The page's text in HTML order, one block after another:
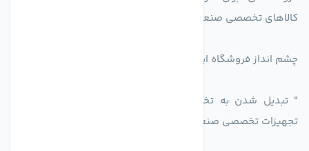
کالاهای تخصصی صنعتی در راستای تخصص شرکت
چشم انداز فروشگاه اینترنتی اکسین شاپ
" تبدیل شدن به تخصصی ترین و پر فروش ترین بازار مجازی
تجهیزات تخصصی صنعتی ایران